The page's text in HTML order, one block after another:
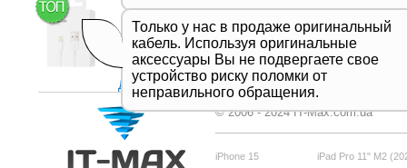
Только у нас в продаже оригинальный
кабель. Используя оригинальные
аксессуары Вы не подвергаете свое
устройство риску поломки от
неправильного обращения.
Дивитись все
© 2006 - 2024 IT-Max.com.ua
iPhone 15
iPad Pro 11" M2